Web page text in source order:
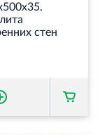
стен